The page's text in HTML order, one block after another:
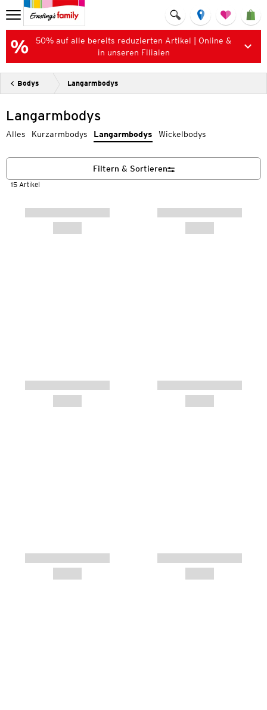
50% auf alle bereits reduzierten Artikel | Online &
in unseren Filialen
Bodys Langarmbodys
Langarmbodys
Alles Kurzarmbodys Langarmbodys Wickelbodys
15 Artikel
Filtern & Sortieren